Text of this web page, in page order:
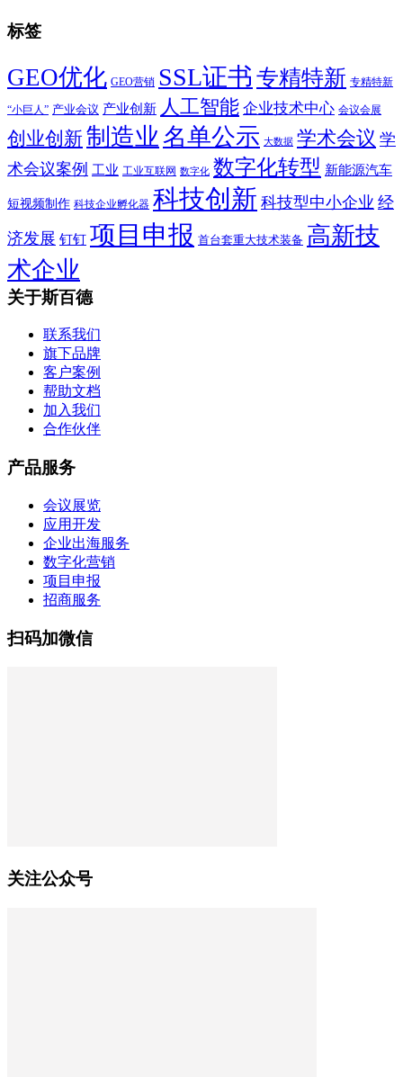
标签
GEO优化 GEO营销 SSL证书 专精特新 专精特新
“小巨人” 产业会议 产业创新 人工智能 企业技术中心 会议会展
创业创新制造业 名单公示 大数据 学术会议 学
术会议案例 工业 工业互联网 数字化 数字化转型 新能源汽车
短视频制作 科技企业孵化器 科技创新 科技型中小企业 经
济发展 钉钉 项目申报 首台套重大技术装备 高新技
术企业
关于斯百德
联系我们
旗下品牌
客户案例
帮助文档
加入我们
合作伙伴
产品服务
会议展览
应用开发
企业出海服务
数字化营销
项目申报
招商服务
扫码加微信
关注公众号